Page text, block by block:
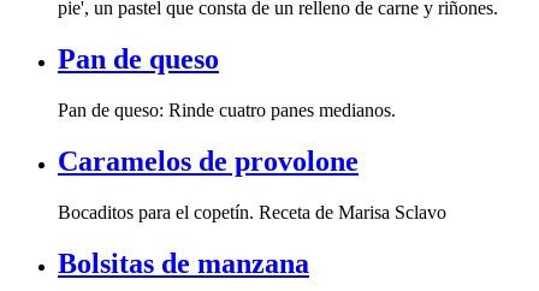
pie', un pastel que consta de un relleno de carne y riñones.
Pan de queso
Pan de queso: Rinde cuatro panes medianos.
Caramelos de provolone
Bocaditos para el copetín. Receta de Marisa Sclavo
Bolsitas de manzana